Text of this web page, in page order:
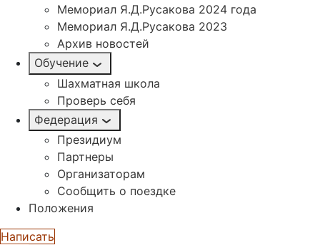
Мемориал Я.Д.Русакова 2024 года
Мемориал Я.Д.Русакова 2023
Архив новостей
Обучение
Шахматная школа
Проверь себя
Федерация
Президиум
Партнеры
Организаторам
Сообщить о поездке
Положения
Написать